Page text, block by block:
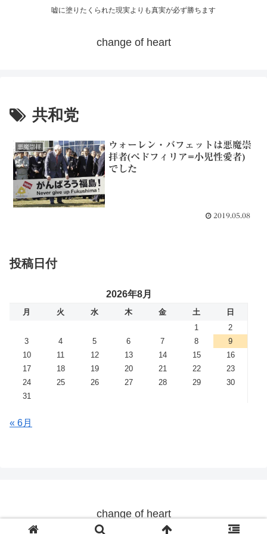
嘘に塗りたくられた現実よりも真実が必ず勝ちます
change of heart
共和党
悪魔崇拝
ウォーレン・バフェットは悪魔崇
拝者(ペドフィリア=小児性愛者)
でした
2019.05.08
投稿日付
2026年8月
月 火 水 木 金 土
日
1
2
3
4 5 6 7 8
9
10
11 12 13 14 15
16
17
18 19 20 21 22
23
24
25 26 27 28 29
30
31
« 6月
change of heart
© 2019 change of heart.